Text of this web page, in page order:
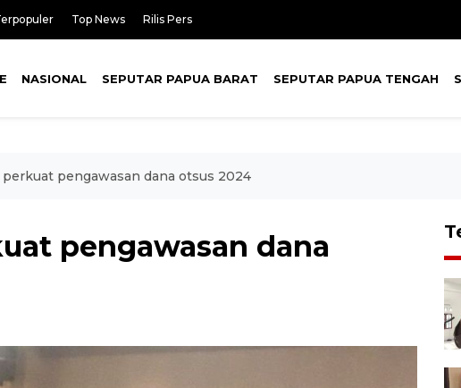
Top News Rilis Pers
NASIONAL SEPUTAR PAPUA BARAT SEPUTAR PAPUA TENGAH
perkuat pengawasan dana otsus 2024
pengawasan dana